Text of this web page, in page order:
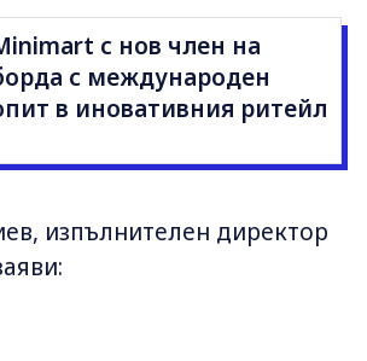
с нов член на
с международен
в иновативния ритейл
изпълнителен директор